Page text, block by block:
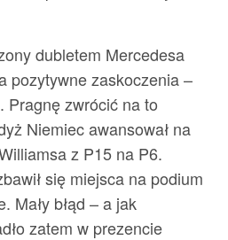
dubletem Mercedesa
pozytywne zaskoczenia –
Pragnę zwrócić na to
Niemiec awansował na
z P15 na P6.
się miejsca na podium
Mały błąd – a jak
zatem w prezencie